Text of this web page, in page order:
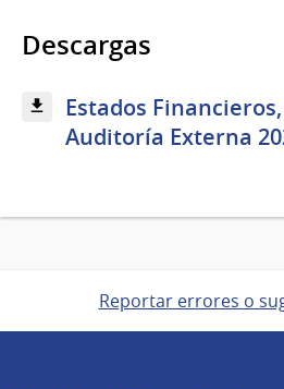
Descargas
Estados
Auditoría Externa
Reportar errores o